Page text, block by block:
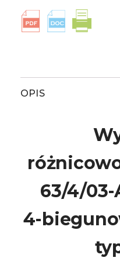
OPIS
63/4/03-
4-